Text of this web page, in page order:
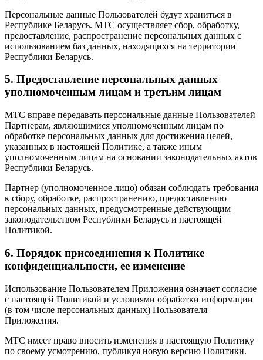
Персональные данные Пользователей будут храниться в
Республике Беларусь. МТС осуществляет сбор, обработку,
предоставление, распространение персональных данных с
использованием баз данных, находящихся на территории
Республики Беларусь.
5. Предоставление персональных данных
уполномоченным лицам и третьим лицам
МТС вправе передавать персональные данные Пользователей
Партнерам, являющимися уполномоченным лицам по
обработке персональных данных для достижения целей,
указанных в настоящей Политике, а также иным
уполномоченным лицам на основании законодательных актов
Республики Беларусь.
Партнер (уполномоченное лицо) обязан соблюдать требования
к сбору, обработке, распространению, предоставлению
персональных данных, предусмотренные действующим
законодательством Республики Беларусь и настоящей
Политикой.
6. Порядок присоединения к Политике
конфиденциальности, ее изменение
Использование Пользователем Приложения означает согласие
с настоящей Политикой и условиями обработки информации
(в том числе персональных данных) Пользователя
Приложения.
МТС имеет право вносить изменения в настоящую Политику
по своему усмотрению, публикуя новую версию Политики.